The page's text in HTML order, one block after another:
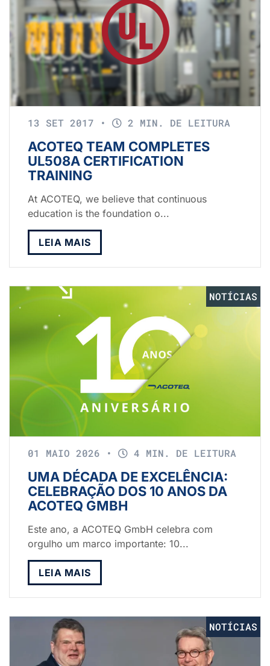
13 SET 2017 • 2 MIN. DE LEITURA
ACOTEQ TEAM COMPLETES
UL508A CERTIFICATION
TRAINING
At ACOTEQ, we believe that continuous
education is the foundation o...
LEIA MAIS
NOTÍCIAS
01 MAIO 2026 • 4 MIN. DE LEITURA
UMA DÉCADA DE EXCELÊNCIA:
CELEBRAÇÃO DOS 10 ANOS DA
ACOTEQ GMBH
Este ano, a ACOTEQ GmbH celebra com
orgulho um marco importante: 10...
LEIA MAIS
NOTÍCIAS